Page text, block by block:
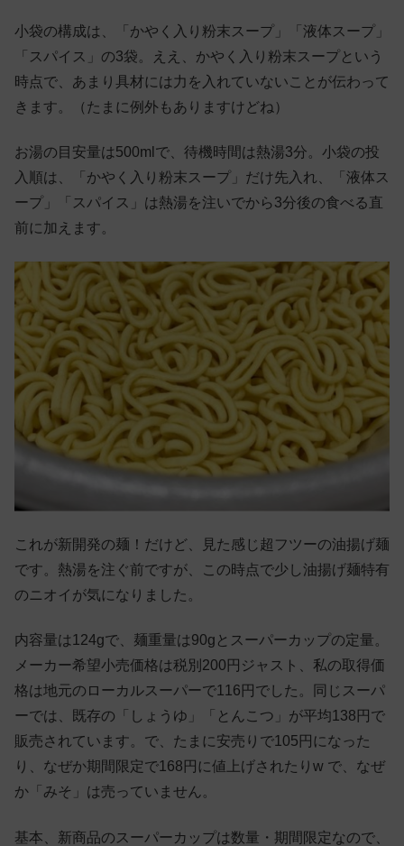
小袋の構成は、「かやく入り粉末スープ」「液体スープ」
「スパイス」の3袋。ええ、かやく入り粉末スープという
時点で、あまり具材には力を入れていないことが伝わって
きます。（たまに例外もありますけどね）
お湯の目安量は500mlで、待機時間は熱湯3分。小袋の投
入順は、「かやく入り粉末スープ」だけ先入れ、「液体ス
ープ」「スパイス」は熱湯を注いでから3分後の食べる直
前に加えます。
これが新開発の麺！だけど、見た感じ超フツーの油揚げ麺
です。熱湯を注ぐ前ですが、この時点で少し油揚げ麺特有
のニオイが気になりました。
内容量は124gで、麺重量は90gとスーパーカップの定量。
メーカー希望小売価格は税別200円ジャスト、私の取得価
格は地元のローカルスーパーで116円でした。同じスーパ
ーでは、既存の「しょうゆ」「とんこつ」が平均138円で
販売されています。で、たまに安売りで105円になった
り、なぜか期間限定で168円に値上げされたりw で、なぜ
か「みそ」は売っていません。
基本、新商品のスーパーカップは数量・期間限定なので、